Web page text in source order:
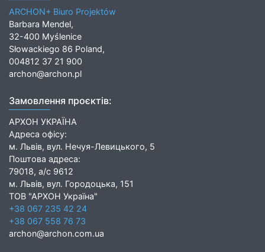
ARCHON+ Biuro Projektów
Barbara Mendel,
32-400 Myślenice
Słowackiego 86 Poland,
004812 37 21 900
archon@archon.pl
Замовлення проєктів:
АРХОН УКРАЇНА
Адреса офісу:
м. Львів, вул. Нечуя-Левицького, 5
Поштова адреса:
79018, а/с 9612
м. Львів, вул. Городоцька, 151
ТОВ "АРХОН Україна"
+38 067 235 42 24
+38 067 558 76 73
archon@archon.com.ua